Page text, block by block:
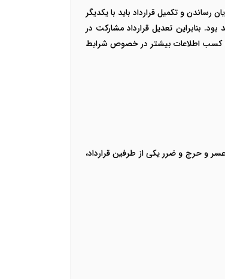
و تکمیل قرارداد باید با یکدیگر
بنابراین تعدیل قرارداد مشارکت در
کسب اطلاعات بیشتر در خصوص شرایط
و حرج و ضرر یکی از طرفین قرارداد،